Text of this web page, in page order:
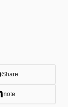
Share
note